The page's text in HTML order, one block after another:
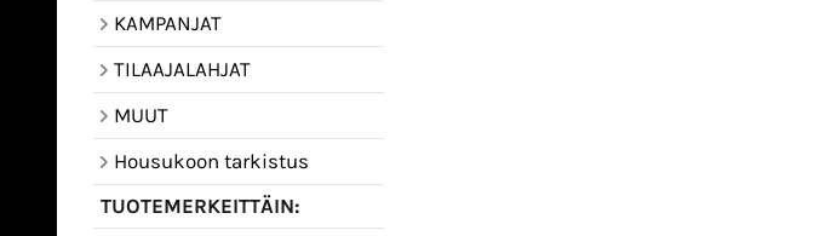
KAMPANJAT
TILAAJALAHJAT
MUUT
Housukoon tarkistus
TUOTEMERKEITTÄIN: